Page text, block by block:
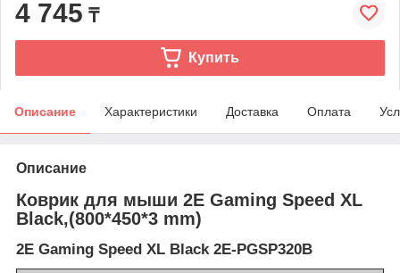
4 745 ₸
Купить
Описание Характеристики Доставка Оплата
Описание
Коврик для мыши 2E Gaming Speed XL
Black,(800*450*3 mm)
2E Gaming Speed XL Black 2E-PGSP320B